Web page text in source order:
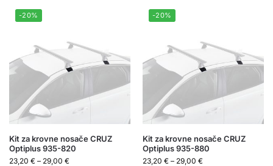
-20%
Kit za krovne nosače CRUZ
Optiplus 935-820
23,20 € – 29,00 €
-20%
Kit za krovne nosače CRUZ
Optiplus 935-880
23,20 € – 29,00 €